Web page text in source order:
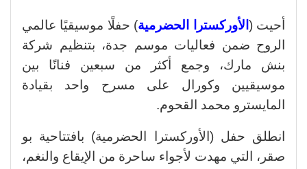
أحيت ( الأوركسترا الحضرمية) حفلًا موسيقيًا عالمي
الروح ضمن فعاليات موسم جدة، بتنظيم شركة
بنش مارك، وجمع أكثر من سبعين فنانًا بين
موسيقيين وكورال على مسرح واحد بقيادة
المايسترو محمد القحوم.
انطلق حفل (الأوركسترا الحضرمية) بافتتاحية بو
صقر، التي مهدت لأجواء ساحرة من الإيقاع والنغم،